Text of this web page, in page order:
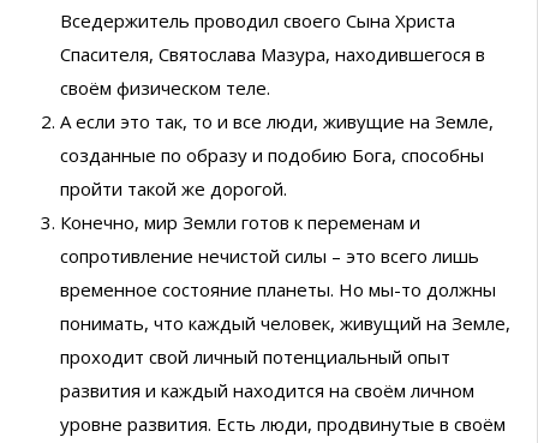
Вседержитель проводил своего Сына Христа
Спасителя, Святослава Мазура, находившегося в
своём физическом теле.
А если это так, то и все люди, живущие на Земле,
созданные по образу и подобию Бога, способны
пройти такой же дорогой.
Конечно, мир Земли готов к переменам и
сопротивление нечистой силы – это всего лишь
временное состояние планеты. Но мы-то должны
понимать, что каждый человек, живущий на Земле,
проходит свой личный потенциальный опыт
развития и каждый находится на своём личном
уровне развития. Есть люди, продвинутые в своём